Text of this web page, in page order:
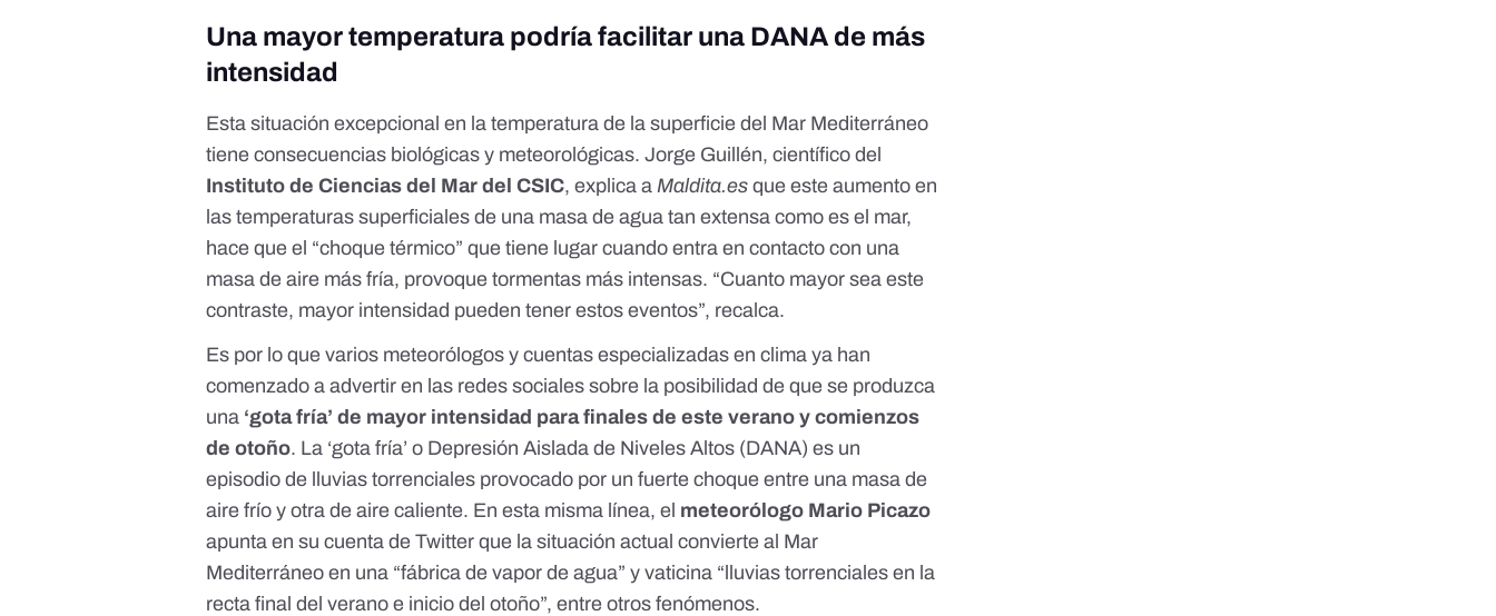
Una mayor temperatura podría facilitar una DANA de más
intensidad
Esta situación excepcional en la temperatura de la superficie del Mar Mediterráneo
tiene consecuencias biológicas y meteorológicas. Jorge Guillén, científico del
Instituto de Ciencias del Mar del CSIC, explica aMaldita.es que este aumento en
las temperaturas superficiales de una masa de agua tan extensa como es el mar,
hace que el “choque térmico” que tiene lugar cuando entra en contacto con una
masa de aire más fría, provoque tormentas más intensas. “Cuanto mayor sea este
contraste, mayor intensidad pueden tener estos eventos”, recalca.
Es por lo que varios meteorólogos y cuentas especializadas en clima ya han
comenzado a advertir en las redes sociales sobre la posibilidad de que se produzca
una ‘gota fría’ de mayor intensidad para finales de este verano y comienzos
de otoño. La ‘gota fría’ o Depresión Aislada de Niveles Altos (DANA) es un
episodio de lluvias torrenciales provocado por un fuerte choque entre una masa de
aire frío y otra de aire caliente. En esta misma línea, el meteorólogo Mario Picazo
apunta en su cuenta de Twitter que la situación actual convierte al Mar
Mediterráneo en una “fábrica de vapor de agua” y vaticina “lluvias torrenciales en la
recta final del verano e inicio del otoño”, entre otros fenómenos.